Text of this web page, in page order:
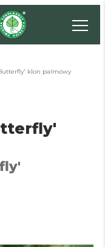
klon palmowy